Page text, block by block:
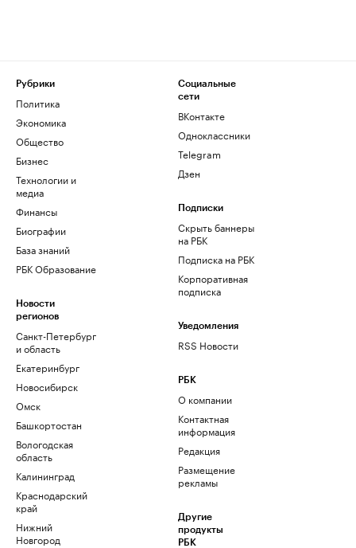
Рубрики
Политика
Экономика
Общество
Бизнес
Технологии и
медиа
Финансы
Биографии
База знаний
РБК Образование
Новости
регионов
Санкт-Петербург
и область
Екатеринбург
Новосибирск
Омск
Башкортостан
Вологодская
область
Калининград
Краснодарский
край
Нижний
Новгород
Социальные
сети
ВКонтакте
Одноклассники
Telegram
Дзен
Подписки
Скрыть баннеры
на РБК
Подписка на РБК
Корпоративная
подписка
Уведомления
RSS Новости
РБК
О компании
Контактная
информация
Редакция
Размещение
рекламы
Другие
продукты
РБК